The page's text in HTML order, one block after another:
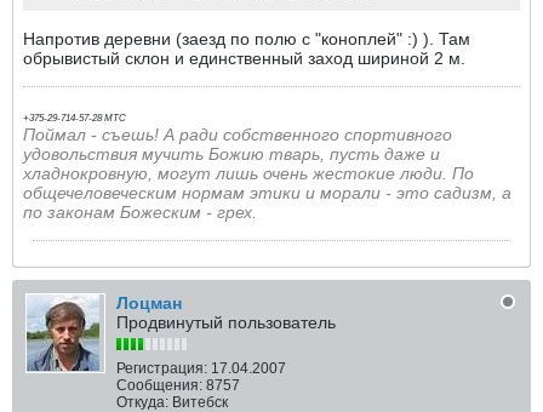
Напротив деревни (заезд по полю с "коноплей" :) ). Там
обрывистый склон и единственный заход шириной 2 м.
+375-29-714-57-28 МТС
Поймал - съешь! А ради собственного спортивного
удовольствия мучить Божию тварь, пусть даже и
хладнокровную, могут лишь очень жестокие люди. По
общечеловеческим нормам этики и морали - это садизм, а
по законам Божеским - грех.
Лоцман
Продвинутый пользователь
Регистрация: 17.04.2007
Сообщения: 8757
Откуда: Витебск